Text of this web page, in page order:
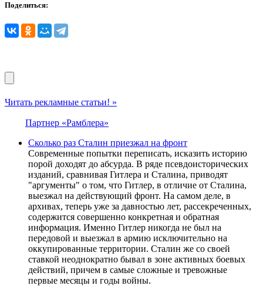
Поделиться:
Читать рекламные статьи! »
Партнер «Рамблера»
Сколько раз Сталин приезжал на фронт
Современные попытки переписать, исказить историю
порой доходят до абсурда. В ряде псевдоисторических
изданий, сравнивая Гитлера и Сталина, приводят
"аргументы" о том, что Гитлер, в отличие от Сталина,
выезжал на действующий фронт. На самом деле, в
архивах, теперь уже за давностью лет, рассекреченных,
содержится совершенно конкретная и обратная
информация. Именно Гитлер никогда не был на
передовой и выезжал в армию исключительно на
оккупированные территории. Сталин же со своей
ставкой неоднократно бывал в зоне активных боевых
действий, причем в самые сложные и тревожные
первые месяцы и годы войны.